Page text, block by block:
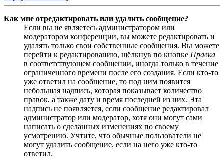
Как мне отредактировать или удалить сообщение?
Если вы не являетесь администратором или
модератором конференции, вы можете редактировать и
удалять только свои собственные сообщения. Вы можете
перейти к редактированию, щёлкнув по кнопке Правка
в соответствующем сообщении, иногда только в течение
ограниченного времени после его создания. Если кто-то
уже ответил на сообщение, то под ним появится
небольшая надпись, которая показывает количество
правок, а также дату и время последней из них. Эта
надпись не появляется, если сообщение редактировал
администратор или модератор, хотя они могут сами
написать о сделанных изменениях по своему
усмотрению. Учтите, что обычные пользователи не
могут удалить сообщение, если на него уже кто-то
ответил.